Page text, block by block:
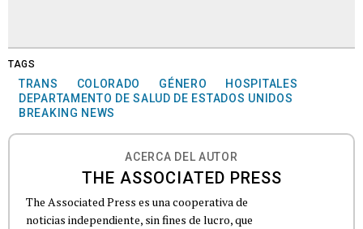
TAGS
TRANS COLORADO GÉNERO
HOSPITALES
DEPARTAMENTO DE SALUD DE ESTADOS UNIDOS
BREAKING NEWS
ACERCA DEL AUTOR
THE ASSOCIATED PRESS
The Associated Press es una cooperativa de
noticias independiente, sin fines de lucro, que